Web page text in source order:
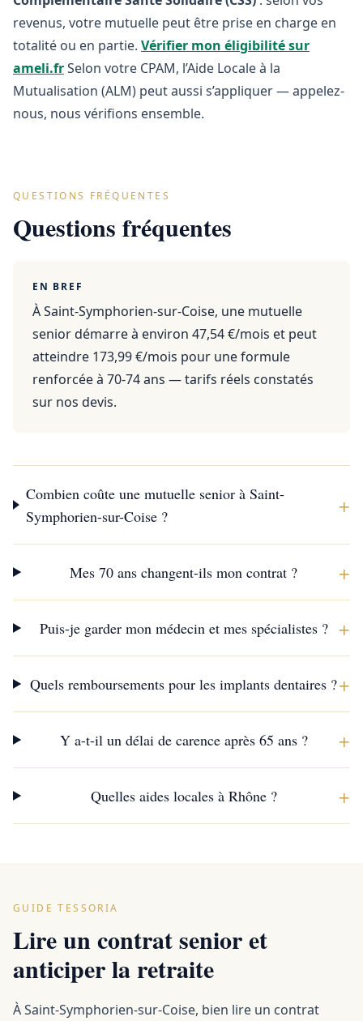
revenus, votre mutuelle peut être prise en charge en
totalité ou en partie. Vérifier mon éligibilité sur
ameli.frSelon votre CPAM, l’Aide Locale à la
Mutualisation (ALM) peut aussi s’appliquer — appelez-
nous, nous vérifions ensemble.
QUESTIONS FRÉQUENTES
Questions fréquentes
EN BREF
À Saint-Symphorien-sur-Coise, une mutuelle
senior démarre à environ 47,54 €/mois et peut
atteindre 173,99 €/mois pour une formule
renforcée à 70-74 ans — tarifs réels constatés
sur nos devis.
Combien coûte une mutuelle senior à Saint-
Symphorien-sur-Coise ?
+
Mes 70 ans changent-ils mon contrat ? +
Puis-je garder mon médecin et mes spécialistes ? +
Quels remboursements pour les implants dentaires ?+
Y a-t-il un délai de carence après 65 ans ? +
Quelles aides locales à Rhône ? +
GUIDE TESSORIA
Lire un contrat senior et
anticiper la retraite
À Saint-Symphorien-sur-Coise, bien lire un contrat